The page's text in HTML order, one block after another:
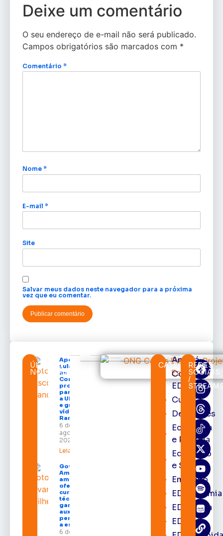
Deixe um comentário
O seu endereço de e-mail não será publicado.
Campos obrigatórios são marcados com *
Comentário *
Nome *
E-mail *
Site
Salvar meus dados neste navegador para a próxima
vez que eu comentar.
ÚLTIMAS
NOTÍCIAS
Após veto,
Lula envia
ao
Congresso
projeto
para criar
a UNIFRON
e grava
vídeo para
Randolfe
6 de
agosto de
2026
Leia mais »
Governo do
Amapá
amplia
oferta de
cursos
técnicos e
garante
auxílio
permanência
a estudantes
6 de agosto
CATEGORIAS
Amapá
Cortes
EDcast
Cultura
Destaques
Economia
e Política
Educação
e Saúde
Emprego
EDacademia
EDbrasília
EDcast
REDES
SOCIAIS
/